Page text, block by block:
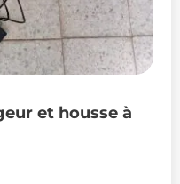
et housse à